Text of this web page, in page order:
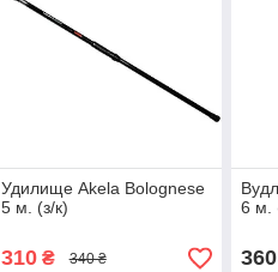
Удилище Akela Bolognese
5 м. (з/к)
310₴ 340 ₴
6 м.
360